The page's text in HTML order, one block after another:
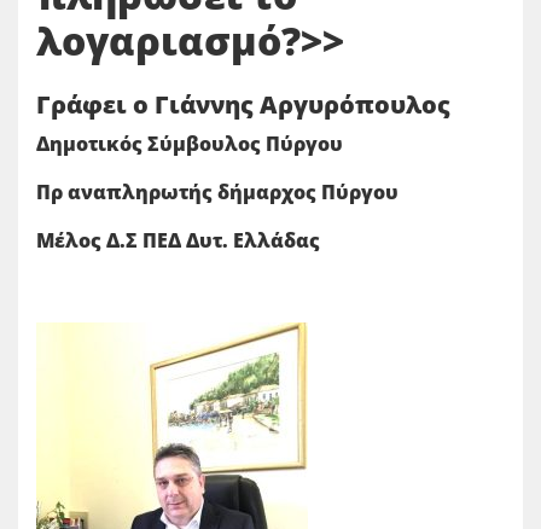
λογαριασμό?>>
Γράφει ο Γιάννης Αργυρόπουλος
Δημοτικός Σύμβουλος Πύργου
Πρ αναπληρωτής δήμαρχος Πύργου
Μέλος Δ.Σ ΠΕΔ Δυτ. Ελλάδας